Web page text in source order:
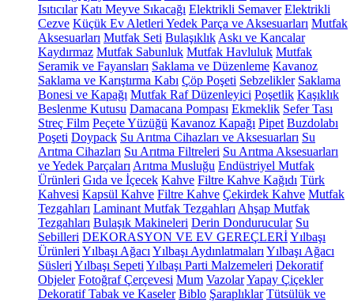
Isıtıcılar Katı Meyve Sıkacağı Elektrikli Semaver Elektrikli
Cezve Küçük Ev Aletleri Yedek Parça ve Aksesuarları Mutfak
Aksesuarları Mutfak Seti Bulaşıklık Askı ve Kancalar
Kaydırmaz Mutfak Sabunluk Mutfak Havluluk Mutfak
Seramik ve Fayansları Saklama ve Düzenleme Kavanoz
Saklama ve Karıştırma Kabı Çöp Poşeti Sebzelikler Saklama
Bonesi ve Kapağı Mutfak Raf Düzenleyici Poşetlik Kaşıklık
Beslenme Kutusu Damacana Pompası Ekmeklik Sefer Tası
Streç Film Peçete Yüzüğü Kavanoz Kapağı Pipet Buzdolabı
Poşeti Doypack Su Arıtma Cihazları ve Aksesuarları Su
Arıtma Cihazları Su Arıtma Filtreleri Su Arıtma Aksesuarları
ve Yedek Parçaları Arıtma Musluğu Endüstriyel Mutfak
Ürünleri Gıda ve İçecek Kahve Filtre Kahve Kağıdı Türk
Kahvesi Kapsül Kahve Filtre Kahve Çekirdek Kahve Mutfak
Tezgahları Laminant Mutfak Tezgahları Ahşap Mutfak
Tezgahları Bulaşık Makineleri Derin Dondurucular Su
Sebilleri DEKORASYON VE EV GEREÇLERİYılbaşı
Ürünleri Yılbaşı Ağacı Yılbaşı Aydınlatmaları Yılbaşı Ağacı
Süsleri Yılbaşı Sepeti Yılbaşı Parti Malzemeleri Dekoratif
Objeler Fotoğraf Çerçevesi Mum VazolarYapay Çiçekler
Dekoratif Tabak ve Kaseler Biblo Şaraplıklar Tütsülük ve